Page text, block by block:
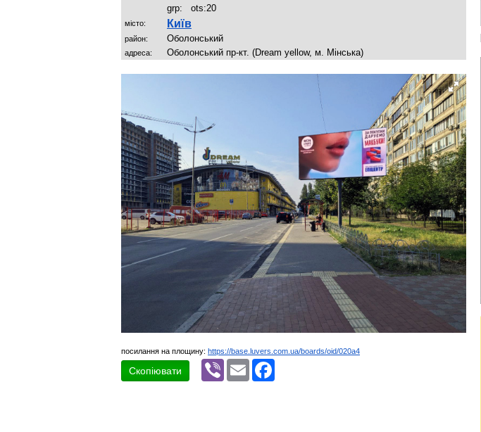
grp:
ots:20
місто: Київ
район: Оболонський
адреса: Оболонський пр-кт. (Dream yellow, м. Мінська)
посилання на площину: https://base.luvers.com.ua/boards/oid/020a4
Скопіювати
Viber Email